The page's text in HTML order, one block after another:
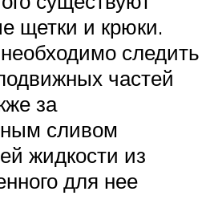
щетки и крюки.
следить
частей
за
сливом
жидкости из
для нее